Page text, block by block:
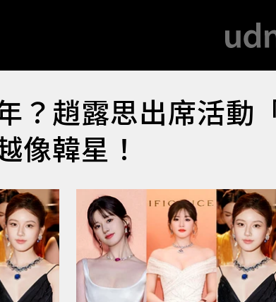
？趙露思出席活動
像韓星！